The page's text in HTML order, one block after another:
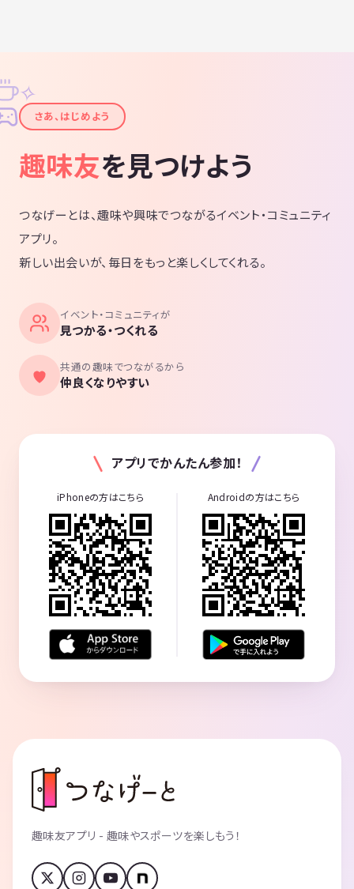
✦
✧
さあ、はじめよう
趣味友を見つけよう
つなげーとは、趣味や興味でつながるイベント・コミュニティ
アプリ。
新しい出会いが、毎日をもっと楽しくしてくれる。
イベント・コミュニティが
見つかる・つくれる
共通の趣味でつながるから
仲良くなりやすい
アプリでかんたん参加！
iPhoneの方はこちら Androidの方はこちら
趣味友アプリ - 趣味やスポーツを楽しもう！